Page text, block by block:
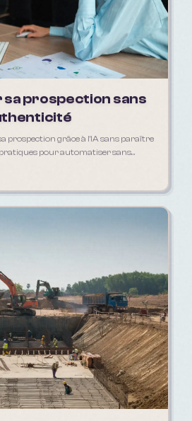
prospection sans
prospection grâce à l'IA sans paraître
pour automatiser sans